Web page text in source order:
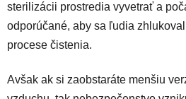
sterilizácii prostredia vyvetrať a
odporúčané, aby sa ľudia
procese čistenia.
Avšak ak si zaobstaráte menšiu